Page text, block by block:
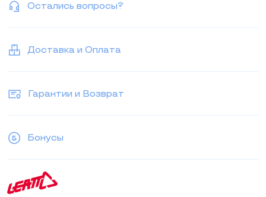
Остались вопросы?
Доставка и Оплата
Гарантии и Возврат
Бонусы